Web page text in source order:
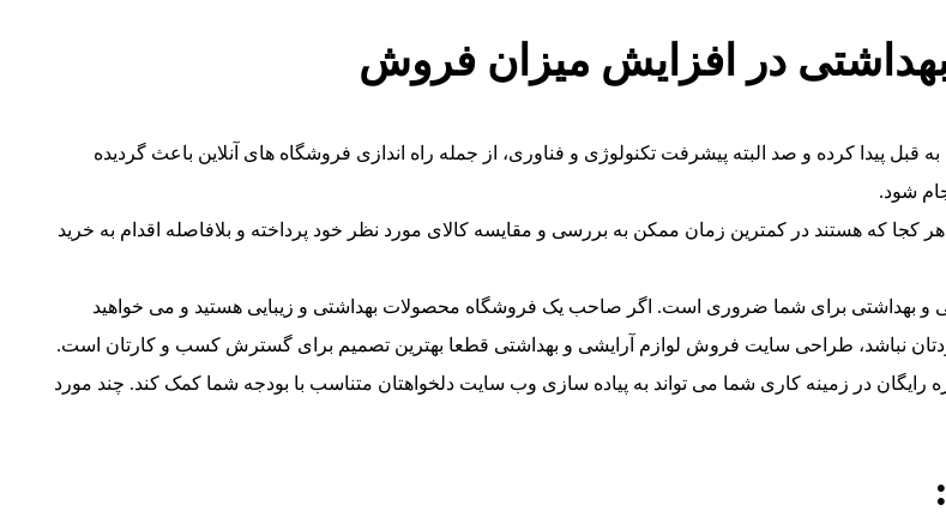
در افزایش میزان فروش
پیدا کرده و صد البته پیشرفت تکنولوژی و فناوری، از جمله راه اندازی فروشگاه های آنلاین باعث گردیده
شود.
که هستند در کمترین زمان ممکن به بررسی و مقایسه کالای مورد نظر خود پرداخته و بلافاصله اقدام به خرید
و بهداشتی برای شما ضروری است. اگر صاحب یک فروشگاه محصولات بهداشتی و زیبایی هستید و می خواهید
نباشد، طراحی سایت فروش لوازم آرایشی و بهداشتی قطعا بهترین تصمیم برای گسترش کسب و کارتان است.
در زمینه کاری شما می تواند به پیاده سازی وب سایت دلخواهتان متناسب با بودجه شما کمک کند. چند مورد